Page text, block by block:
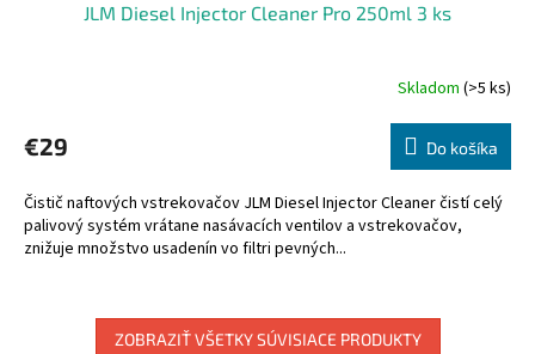
JLM Diesel Injector Cleaner Pro 250ml 3 ks
Skladom (>5 ks)
€29 Do košíka
Čistič naftových vstrekovačov JLM Diesel Injector Cleaner čistí celý
palivový systém vrátane nasávacích ventilov a vstrekovačov,
znižuje množstvo usadenín vo filtri pevných...
ZOBRAZIŤ VŠETKY SÚVISIACE PRODUKTY